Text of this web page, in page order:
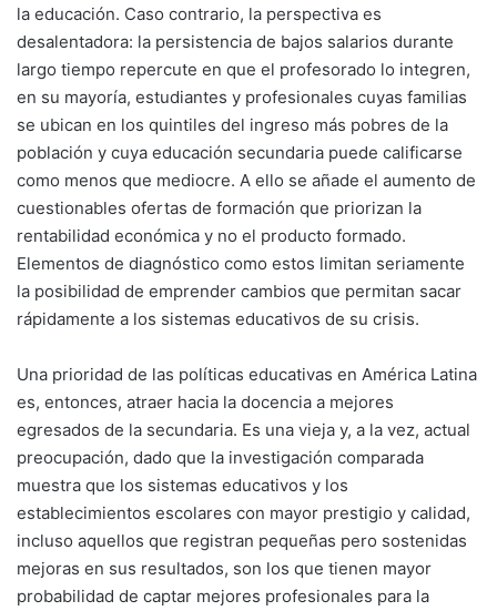
la educación. Caso contrario, la perspectiva es
desalentadora: la persistencia de bajos salarios durante
largo tiempo repercute en que el profesorado lo integren,
en su mayoría, estudiantes y profesionales cuyas familias
se ubican en los quintiles del ingreso más pobres de la
población y cuya educación secundaria puede calificarse
como menos que mediocre. A ello se añade el aumento de
cuestionables ofertas de formación que priorizan la
rentabilidad económica y no el producto formado.
Elementos de diagnóstico como estos limitan seriamente
la posibilidad de emprender cambios que permitan sacar
rápidamente a los sistemas educativos de su crisis.
Una prioridad de las políticas educativas en América Latina
es, entonces, atraer hacia la docencia a mejores
egresados de la secundaria. Es una vieja y, a la vez, actual
preocupación, dado que la investigación comparada
muestra que los sistemas educativos y los
establecimientos escolares con mayor prestigio y calidad,
incluso aquellos que registran pequeñas pero sostenidas
mejoras en sus resultados, son los que tienen mayor
probabilidad de captar mejores profesionales para la